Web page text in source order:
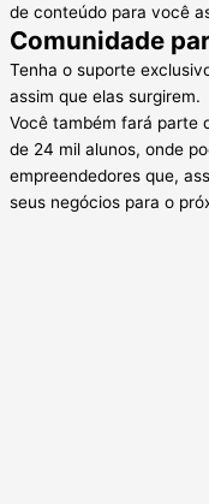
de conteúdo para você
Comunidade
Tenha o suporte
assim que elas surgirem.
Você também fará parte
de 24 mil alunos, onde
empreendedores que,
seus negócios para o